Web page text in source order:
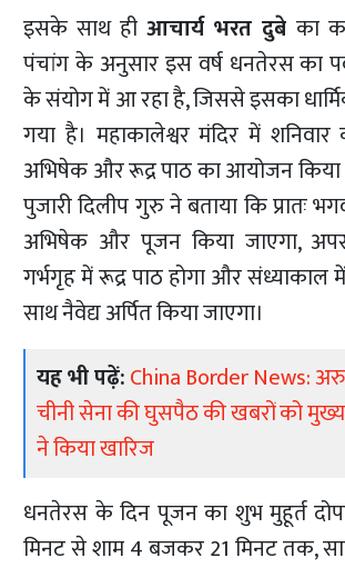
इसके साथ हीआचार्य भरत दुबे का
पंचांग के अनुसार इस वर्ष धनतेरस का
के संयोग में आ रहा है, जिससे इसका
गया है। महाकालेश्वर मंदिर में
अभिषेक और रूद्र पाठ का आयोजन किया
पुजारी दिलीप गुरु ने बताया कि प्रातः
अभिषेक और पूजन किया जाएगा,
गर्भगृह में रूद्र पाठ होगा और
साथ नैवेद्य अर्पित किया जाएगा।
यह भी पढ़ें:China Border News:
चीनी सेना की घुसपैठ की खबरों को
ने किया खारिज
धनतेरस के दिन पूजन का शुभ मुहूर्त
मिनट से शाम 4 बजकर 21 मिनट तक,